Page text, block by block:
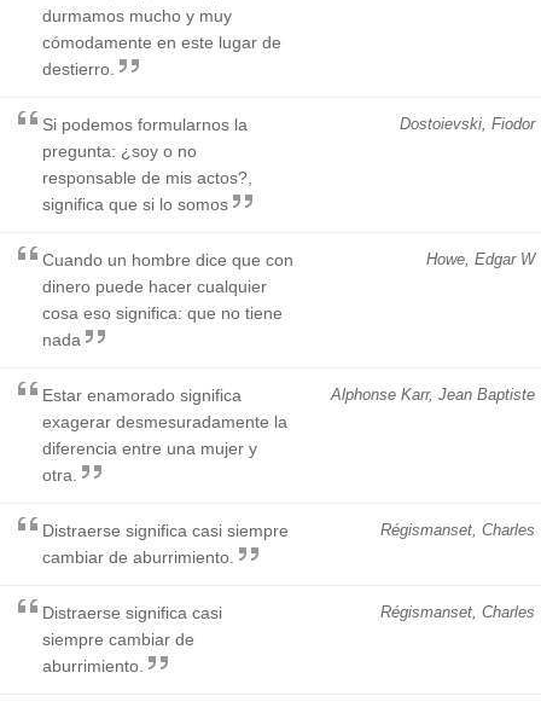
durmamos mucho y muy
cómodamente en este lugar de
destierro.
Dostoievski, Fiodor
Si podemos formularnos la
pregunta: ¿soy o no
responsable de mis actos?,
significa que si lo somos
Howe, Edgar W
Cuando un hombre dice que con
dinero puede hacer cualquier
cosa eso significa: que no tiene
nada
Alphonse Karr, Jean Baptiste
Estar enamorado significa
exagerar desmesuradamente la
diferencia entre una mujer y
otra.
Régismanset, Charles
Distraerse significa casi siempre
cambiar de aburrimiento.
Régismanset, Charles
Distraerse significa casi
siempre cambiar de
aburrimiento.